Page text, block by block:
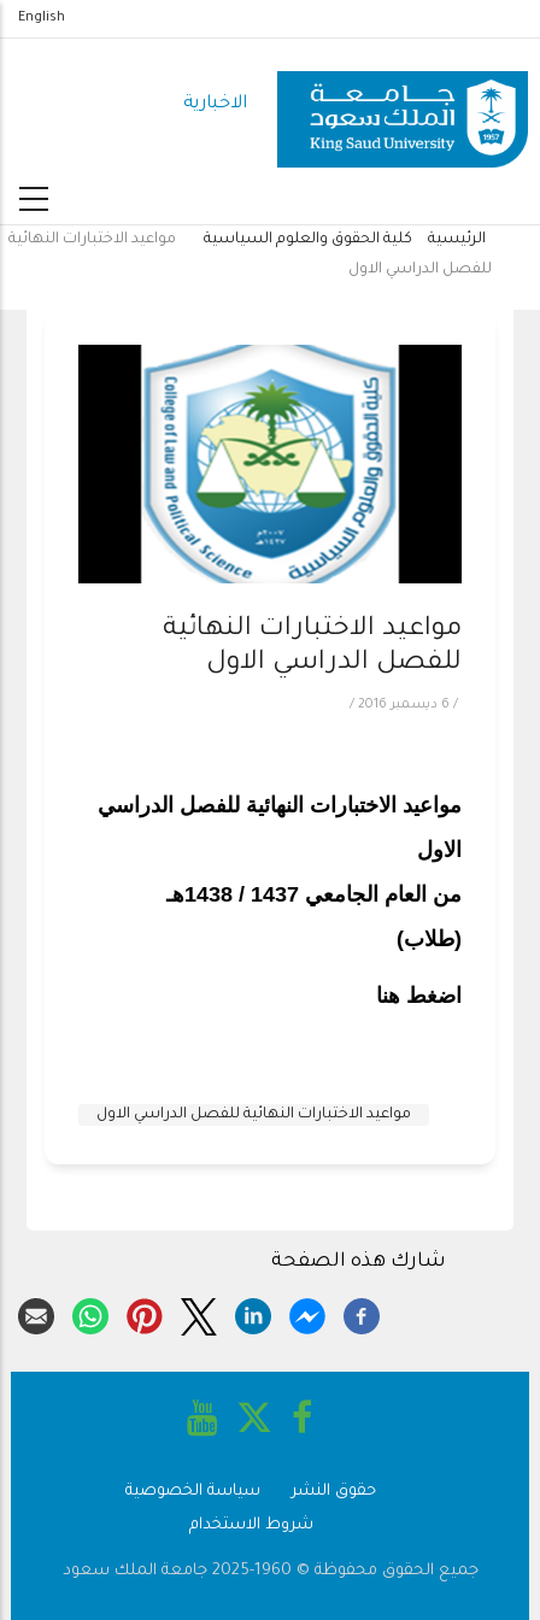
المحتوى
الرئيسي
English
الاخبارية
مسار
الرئيسية كلية الحقوق والعلوم السياسية
مواعيد الاختبارات النهائية
للفصل الدراسي الاول
مواعيد الاختبارات النهائية
للفصل الدراسي الاول
/ 6 ديسمبر 2016 /
مواعيد الاختبارات النهائية للفصل الدراسي
الاول
من العام الجامعي 1437 / 1438هـ
(طلاب)
اضغط هنا
مواعيد الاختبارات النهائية للفصل الدراسي الاول
شارك هذه الصفحة
حقوق النشر
سياسة الخصوصية
شروط الاستخدام
جميع الحقوق محفوظة © 1960-2025 جامعة الملك سعود